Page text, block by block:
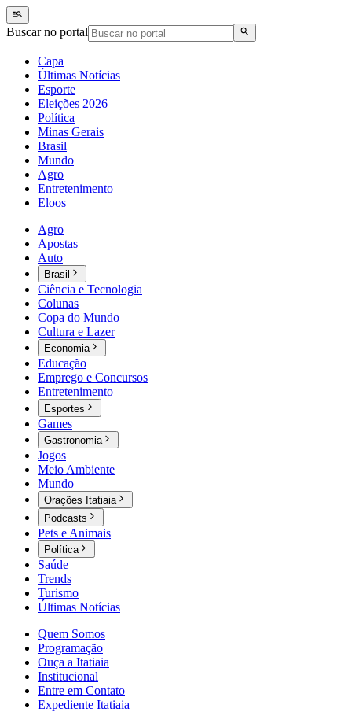
Buscar no portal
Capa
Últimas Notícias
Esporte
Eleições 2026
Política
Minas Gerais
Brasil
Mundo
Agro
Entretenimento
Eloos
Agro
Apostas
Auto
Brasil
Ciência e Tecnologia
Colunas
Copa do Mundo
Cultura e Lazer
Economia
Educação
Emprego e Concursos
Entretenimento
Esportes
Games
Gastronomia
Jogos
Meio Ambiente
Mundo
Orações Itatiaia
Podcasts
Pets e Animais
Política
Saúde
Trends
Turismo
Últimas Notícias
Quem Somos
Programação
Ouça a Itatiaia
Institucional
Entre em Contato
Expediente Itatiaia